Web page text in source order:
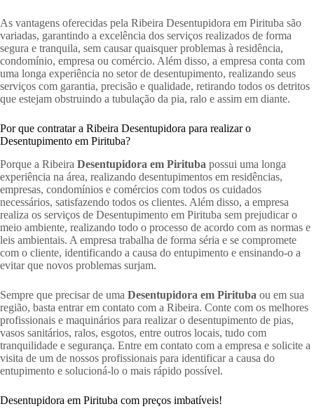
As vantagens oferecidas pela Ribeira Desentupidora em Pirituba são
variadas, garantindo a excelência dos serviços realizados de forma
segura e tranquila, sem causar quaisquer problemas à residência,
condomínio, empresa ou comércio. Além disso, a empresa conta com
uma longa experiência no setor de desentupimento, realizando seus
serviços com garantia, precisão e qualidade, retirando todos os detritos
que estejam obstruindo a tubulação da pia, ralo e assim em diante.
Por que contratar a Ribeira Desentupidora para realizar o
Desentupimento em Pirituba?
Porque a Ribeira Desentupidora em Pirituba possui uma longa
experiência na área, realizando desentupimentos em residências,
empresas, condomínios e comércios com todos os cuidados
necessários, satisfazendo todos os clientes. Além disso, a empresa
realiza os serviços de Desentupimento em Pirituba sem prejudicar o
meio ambiente, realizando todo o processo de acordo com as normas e
leis ambientais. A empresa trabalha de forma séria e se compromete
com o cliente, identificando a causa do entupimento e ensinando-o a
evitar que novos problemas surjam.
Sempre que precisar de uma Desentupidora em Pirituba ou em sua
região, basta entrar em contato com a Ribeira. Conte com os melhores
profissionais e maquinários para realizar o desentupimento de pias,
vasos sanitários, ralos, esgotos, entre outros locais, tudo com
tranquilidade e segurança. Entre em contato com a empresa e solicite a
visita de um de nossos profissionais para identificar a causa do
entupimento e solucioná-lo o mais rápido possível.
Desentupidora em Pirituba com preços imbatíveis!